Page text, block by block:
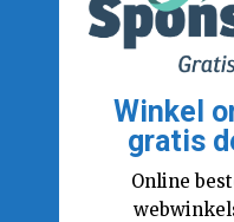
Winkel
gratis
Online